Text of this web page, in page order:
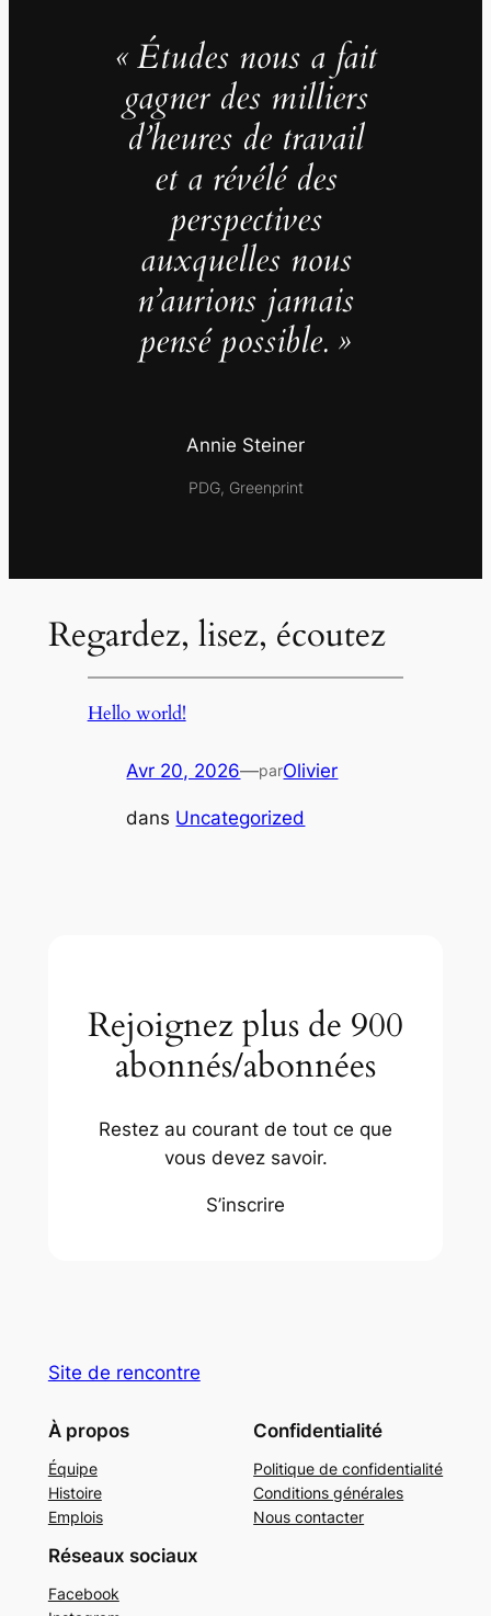
« Études nous a fait
gagner des milliers
d’heures de travail
et a révélé des
perspectives
auxquelles nous
n’aurions jamais
pensé possible. »
Annie Steiner
PDG, Greenprint
Regardez, lisez, écoutez
Hello world!
Avr 20, 2026—parOlivier
dans Uncategorized
Rejoignez plus de 900
abonnés/abonnées
Restez au courant de tout ce que
vous devez savoir.
S’inscrire
Site de rencontre
À propos
Équipe
Histoire
Emplois
Confidentialité
Politique de confidentialité
Conditions générales
Nous contacter
Réseaux sociaux
Facebook